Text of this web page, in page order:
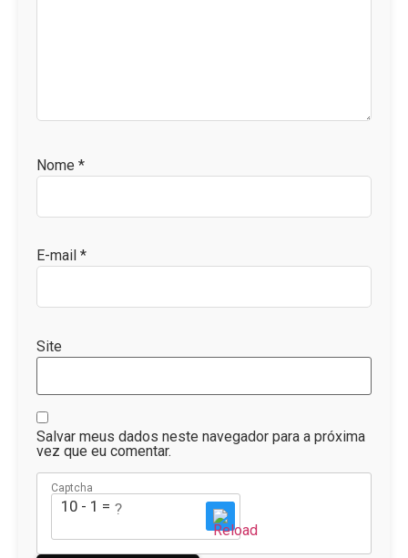
Nome *
E-mail *
Site
Salvar meus dados neste navegador para a próxima
vez que eu comentar.
Captcha
10 - 1 = ?